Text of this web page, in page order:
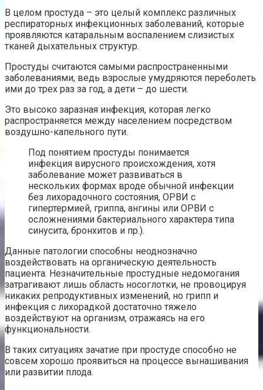
В целом простуда – это целый комплекс различных
респираторных инфекционных заболеваний, которые
проявляются катаральным воспалением слизистых
тканей дыхательных структур.
Простуды считаются самыми распространенными
заболеваниями, ведь взрослые умудряются переболеть
ими до трех раз за год, а дети – до шести.
Это высоко заразная инфекция, которая легко
распространяется между населением посредством
воздушно-капельного пути.
Под понятием простуды понимается
инфекция вирусного происхождения, хотя
заболевание может развиваться в
нескольких формах вроде обычной инфекции
без лихорадочного состояния, ОРВИ с
гипертермией, гриппа, ангины или ОРВИ с
осложнениями бактериального характера типа
синусита, бронхитов и пр.).
Данные патологии способны неоднозначно
воздействовать на органическую деятельность
пациента. Незначительные простудные недомогания
затрагивают лишь область носоглотки, не провоцируя
никаких репродуктивных изменений, но грипп и
инфекция с лихорадкой достаточно тяжело
воздействуют на организм, отражаясь на его
функциональности.
В таких ситуациях зачатие при простуде способно не
совсем хорошо проявиться на процессе вынашивания
или развитии плода.